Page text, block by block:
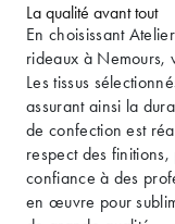
La qualité avant tout
En choisissant
rideaux à Nemours,
Les tissus
assurant ainsi la
de confection est
respect des
confiance à des
en œuvre pour